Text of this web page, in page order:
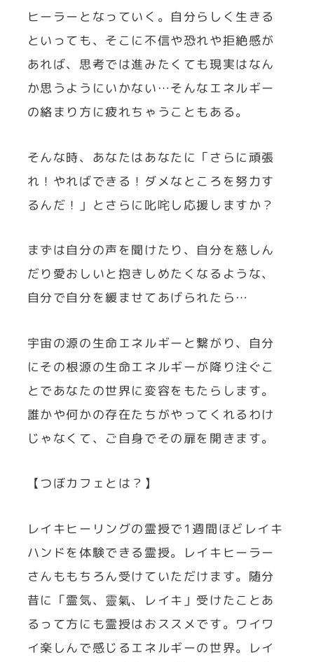
ヒーラーとなっていく。自分らしく生きる
といっても、そこに不信や恐れや拒絶感が
あれば、思考では進みたくても現実はなん
か思うようにいかない…そんなエネルギー
の絡まり方に疲れちゃうこともある。
そんな時、あなたはあなたに「さらに頑張
れ！やればできる！ダメなところを努力す
るんだ！」とさらに叱咤し応援しますか？
まずは自分の声を聞けたり、自分を慈しん
だり愛おしいと抱きしめたくなるような、
自分で自分を緩ませてあげられたら…
宇宙の源の生命エネルギーと繋がり、自分
にその根源の生命エネルギーが降り注ぐこ
とであなたの世界に変容をもたらします。
誰かや何かの存在たちがやってくれるわけ
じゃなくて、ご自身でその扉を開きます。
【つぼカフェとは？】
レイキヒーリングの霊授で1週間ほどレイキ
ハンドを体験できる霊授。レイキヒーラー
さんももちろん受けていただけます。随分
昔に「霊気、靈氣、レイキ」受けたことあ
るって方にも霊授はおススメです。ワイワ
イ楽しんで感じるエネルギーの世界。レイ